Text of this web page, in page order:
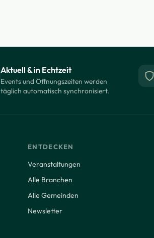
Aktuell & in Echtzeit
Events und Öffnungszeiten werden
täglich automatisch synchronisiert.
ENTDECKEN
Veranstaltungen
Alle Branchen
Alle Gemeinden
Newsletter